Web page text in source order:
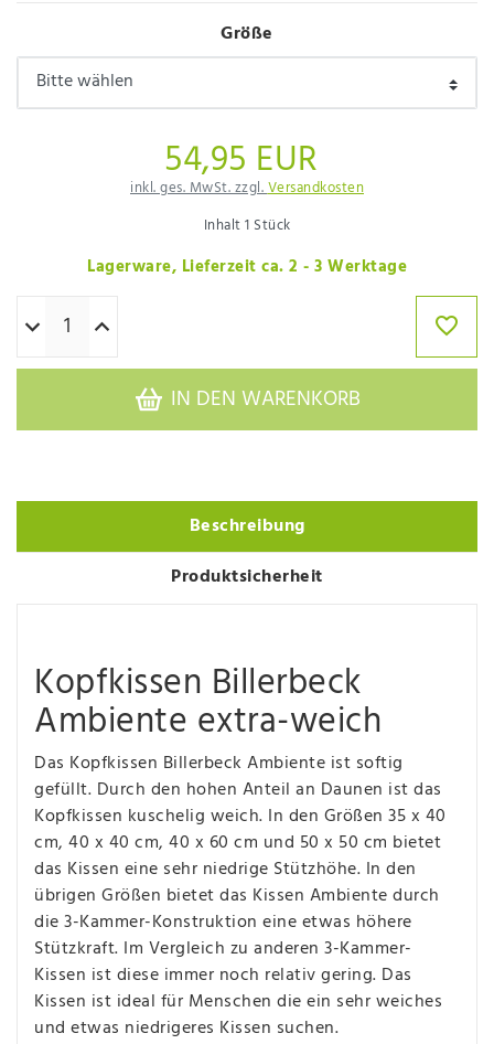
Größe
54,95 EUR
inkl. ges. MwSt. zzgl.Versandkosten
Inhalt1 Stück
Lagerware, Lieferzeit ca. 2 - 3 Werktage
IN DEN WARENKORB
Beschreibung
Produktsicherheit
Kopfkissen Billerbeck
Ambiente extra-weich
Das Kopfkissen Billerbeck Ambiente ist softig
gefüllt. Durch den hohen Anteil an Daunen ist das
Kopfkissen kuschelig weich. In den Größen 35 x 40
cm, 40 x 40 cm, 40 x 60 cm und 50 x 50 cm bietet
das Kissen eine sehr niedrige Stützhöhe. In den
übrigen Größen bietet das Kissen Ambiente durch
die 3-Kammer-Konstruktion eine etwas höhere
Stützkraft. Im Vergleich zu anderen 3-Kammer-
Kissen ist diese immer noch relativ gering. Das
Kissen ist ideal für Menschen die ein sehr weiches
und etwas niedrigeres Kissen suchen.